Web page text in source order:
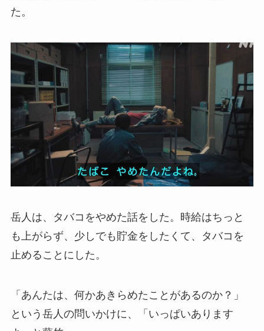
た。
岳人は、タバコをやめた話をした。時給はちっと
も上がらず、少しでも貯金をしたくて、タバコを
止めることにした。
「あんたは、何かあきらめたことがあるのか？」
という岳人の問いかけに、「いっぱいあります